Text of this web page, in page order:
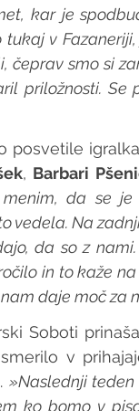
kar je
tukaj v
čeprav smo si
priložnosti.
, Barbari
da se
vedela. Na
da so z
in to kaže
daje moč za
Soboti
v
»Naslednji
ko bomo v